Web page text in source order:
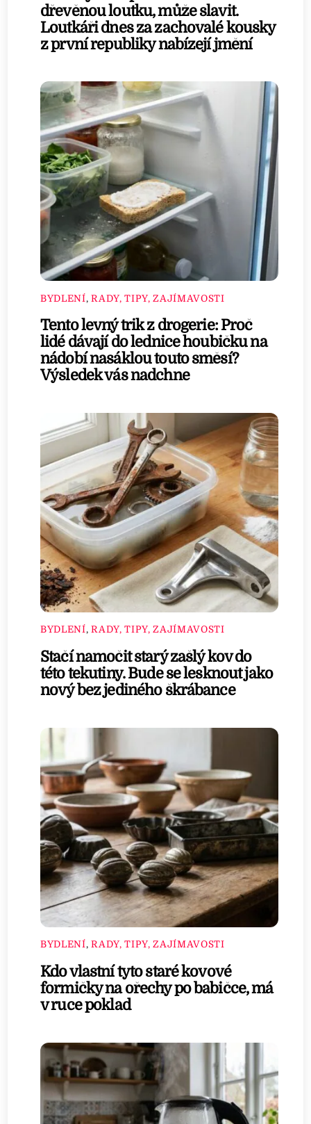
dřevěnou loutku, může slavit.
Loutkáři dnes za zachovalé kousky
z první republiky nabízejí jmění
BYDLENÍ,RADY, TIPY, ZAJÍMAVOSTI
Tento levný trik z drogerie: Proč
lidé dávají do lednice houbičku na
nádobí nasáklou touto směsí?
Výsledek vás nadchne
BYDLENÍ,RADY, TIPY, ZAJÍMAVOSTI
Stačí namočit starý zašlý kov do
této tekutiny. Bude se lesknout jako
nový bez jediného škrábance
BYDLENÍ,RADY, TIPY, ZAJÍMAVOSTI
Kdo vlastní tyto staré kovové
formičky na ořechy po babičce, má
v ruce poklad